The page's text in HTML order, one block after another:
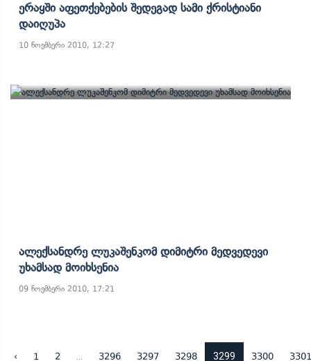
Ერაყში Აფეთქებების Შედეგად Სამი Ქრისტიანი
Დაიღუპა
10 ნოემბერი 2010, 12:27
Ალექსანდრე Ლუკაშენკომ Დიმიტრი Მედვედევი
Უხამსად Მოიხსენია
09 ნოემბერი 2010, 17:21
‹ 1 2 3296 3297 3298 3299 3300 3301